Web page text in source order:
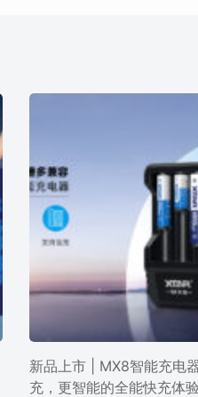
新品上市 | MX8智能充电
充，更智能的全能快充体验